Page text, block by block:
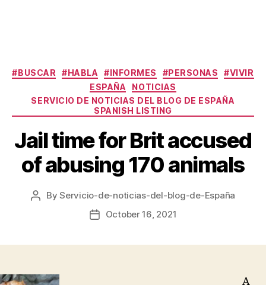
Categories
#BUSCAR #HABLA #INFORMES #PERSONAS
#VIVIR
ESPAÑA
NOTICIAS
SERVICIO DE NOTICIAS DEL BLOG DE ESPAÑA
SPANISH LISTING
Jail time for Brit accused
of abusing 170 animals
PostByServicio-de-noticias-del-blog-de-España
PostOctober 16, 2021
A